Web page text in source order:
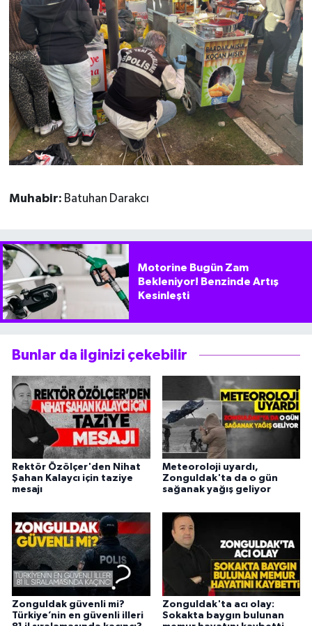
Muhabir: Batuhan Darakcı
Motorine Bugün Zam
Bekleniyor! Benzinde Artış
Kesinleşti
Bunlar da ilginizi çekebilir
Rektör Özölçer'den Nihat
Şahan Kalaycı için taziye
mesajı
Meteoroloji uyardı,
Zonguldak'ta da o gün
sağanak yağış geliyor
Zonguldak güvenli mi?
Türkiye’nin en güvenli illeri
Zonguldak'ta acı olay:
Sokakta baygın bulunan